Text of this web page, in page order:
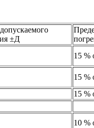
±Д
15 %
15 %
15 %
10 %